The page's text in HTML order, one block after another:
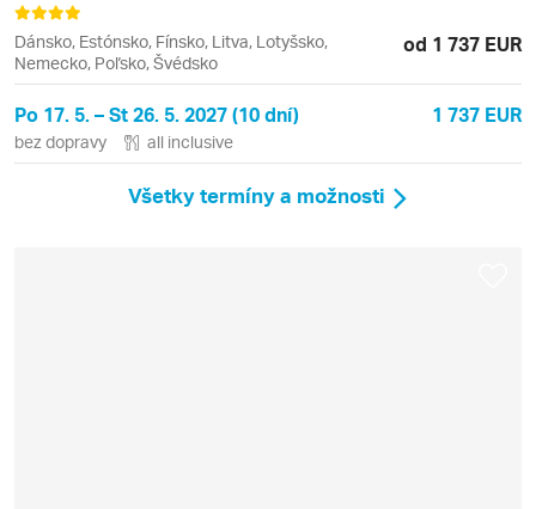
Dánsko, Estónsko, Fínsko, Litva, Lotyšsko,
Nemecko, Poľsko, Švédsko
od 1 737 EUR
Po 17. 5. – St 26. 5. 2027 (10 dní) 1 737 EUR
bez dopravy all inclusive
Všetky termíny a možnosti